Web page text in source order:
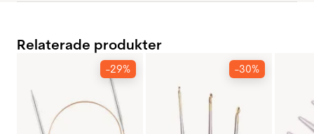
Relaterade produkter
-29% -30%